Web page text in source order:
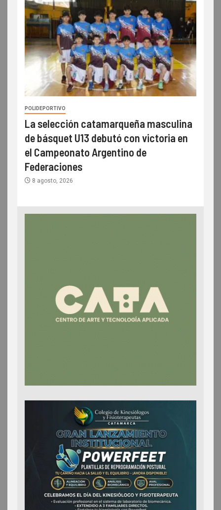
POLIDEPORTIVO
La selección catamarqueña masculina
de básquet U13 debutó con victoria en
el Campeonato Argentino de
Federaciones
8 agosto, 2026